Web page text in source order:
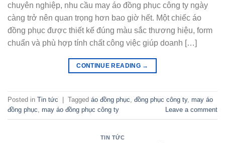
chuyên nghiệp, nhu cầu may áo đồng phục công ty ngày
càng trở nên quan trọng hơn bao giờ hết. Một chiếc áo
đồng phục được thiết kế đúng màu sắc thương hiệu, form
chuẩn và phù hợp tính chất công việc giúp doanh […]
CONTINUE READING →
Posted in Tin tức Tagged áo đồng phục đồng phục công ty, may áo
đồng phục may áo đồng phục công ty Leave a comment
TIN TỨC